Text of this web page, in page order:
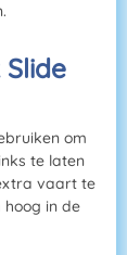
om
te laten
vaart te
in de